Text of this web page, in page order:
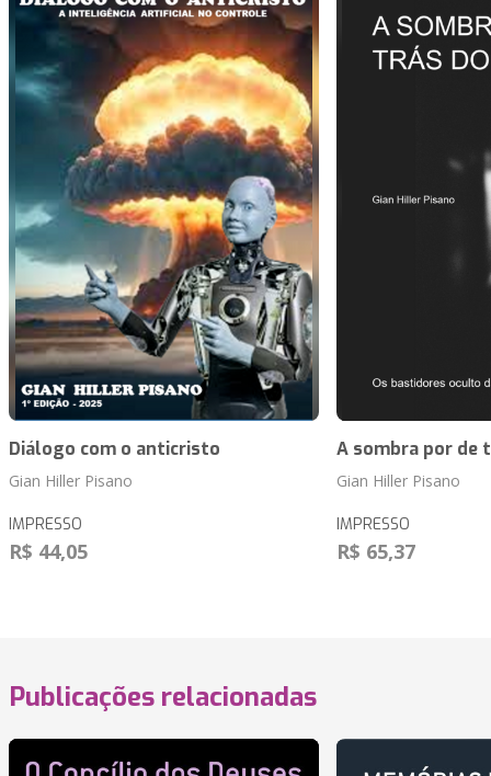
Diálogo com o anticristo
Gian Hiller Pisano
IMPRESSO
R$ 44,05
A sombra por de
Gian Hiller Pisano
IMPRESSO
R$ 65,37
Publicações relacionadas